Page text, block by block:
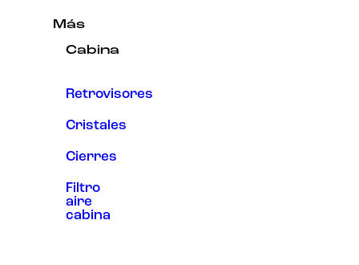
Más
Cabina
Retrovisores
Cristales
Cierres
Filtro
aire
cabina